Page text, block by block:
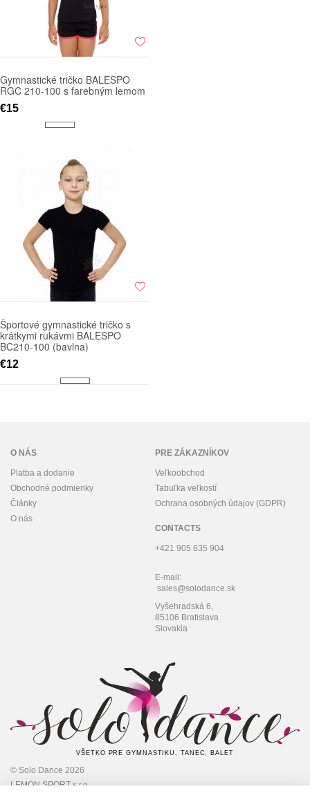
Gymnastické tričko BALESPO
RGC 210-100 s farebným lemom
€15
Športové gymnastické tričko s
krátkymi rukávmi BALESPO
BC210-100 (bavlna)
€12
O NÁS
Platba a dodanie
Obchodné podmienky
Články
O nás
PRE ZÁKAZNÍKOV
Veľkoobchod
Tabuľka veľkostí
Ochrana osobných údajov (GDPR)
CONTACTS
+421 905 635 904
E-mail:
sales@solodance.sk
Vyšehradská 6,
85106 Bratislava
Slovakia
VŠETKO PRE GYMNASTIKU, TANEC, BALET
© Solo Dance 2026
LEMON SPORT s.r.o